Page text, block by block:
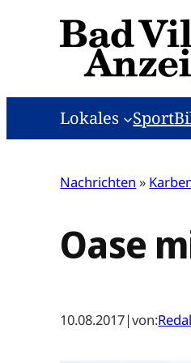
Lokales Sport
Nachrichten »
Oase
10.08.2017|von: